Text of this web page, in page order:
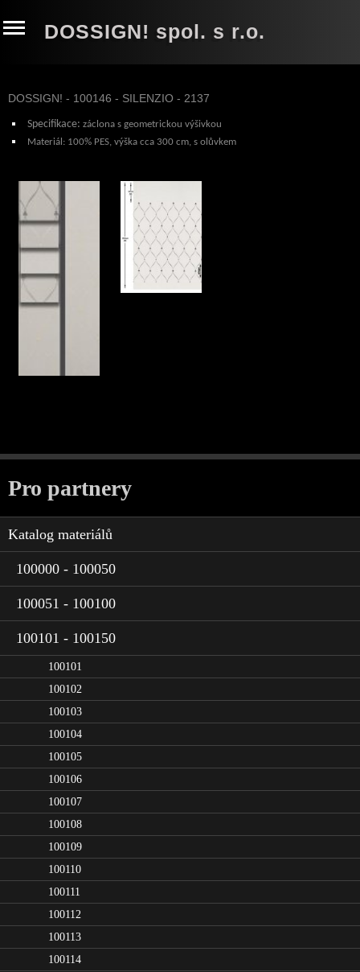
DOSSIGN! spol. s r.o.
DOSSIGN! - 100146 - SILENZIO - 2137
Specifikace: záclona s geometrickou výšivkou
Materiál: 100% PES, výška cca 300 cm, s olůvkem
Pro partnery
Katalog materiálů
100000 - 100050
100051 - 100100
100101 - 100150
100101
100102
100103
100104
100105
100106
100107
100108
100109
100110
100111
100112
100113
100114